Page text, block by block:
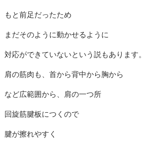
もと前足だったため
まだそのように動かせるように
対応ができていないという説もあります。
肩の筋肉も、首から背中から胸から
など広範囲から、肩の一つ所
回旋筋腱板につくので
腱が擦れやすく